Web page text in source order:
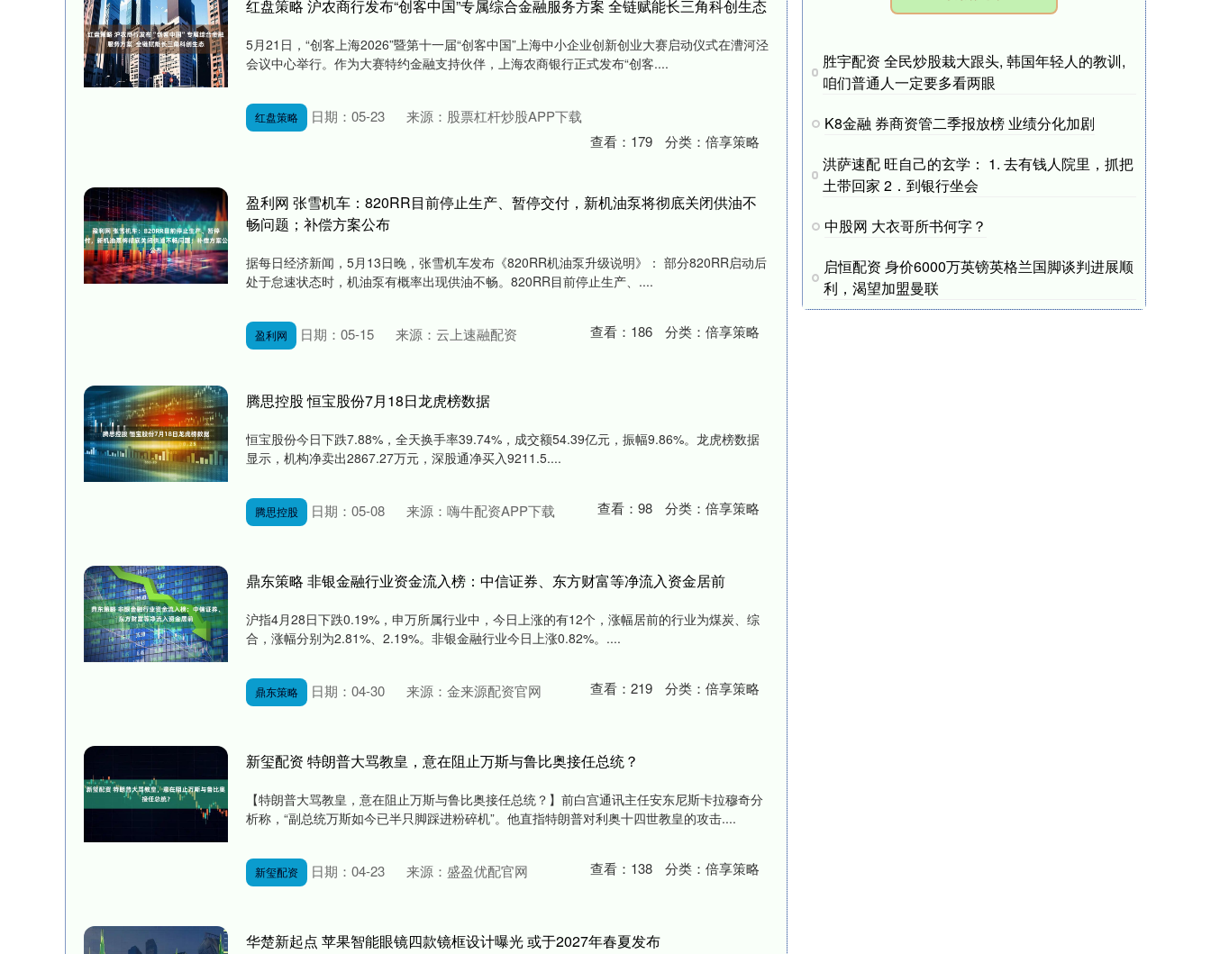
红盘策略 沪农商行发布“创客中国”专属综合金融服务方案 全链赋能长三角科创生态
5月21日，“创客上海2026”暨第十一届“创客中国”上海中小企业创新创业大赛启动仪式在漕河泾
会议中心举行。作为大赛特约金融支持伙伴，上海农商银行正式发布“创客....
红盘策略 日期：05-23
来源：股票杠杆炒股APP下载
查看： 179 分类： 倍享策略
盈利网 张雪机车：820RR目前停止生产、暂停交付，新机油泵将彻底关闭供油不
畅问题；补偿方案公布
据每日经济新闻，5月13日晚，张雪机车发布《820RR机油泵升级说明》： 部分820RR启动后
处于怠速状态时，机油泵有概率出现供油不畅。820RR目前停止生产、....
盈利网 日期：05-15 来源：云上速融配资 查看： 186 分类： 倍享策略
腾思控股 恒宝股份7月18日龙虎榜数据
恒宝股份今日下跌7.88%，全天换手率39.74%，成交额54.39亿元，振幅9.86%。龙虎榜数据
显示，机构净卖出2867.27万元，深股通净买入9211.5....
腾思控股 日期：05-08 来源：嗨牛配资APP下载 查看： 98 分类： 倍享策略
鼎东策略 非银金融行业资金流入榜：中信证券、东方财富等净流入资金居前
沪指4月28日下跌0.19%，申万所属行业中，今日上涨的有12个，涨幅居前的行业为煤炭、综
合，涨幅分别为2.81%、2.19%。非银金融行业今日上涨0.82%。....
鼎东策略 日期：04-30 来源：金来源配资官网 查看： 219 分类： 倍享策略
新玺配资 特朗普大骂教皇，意在阻止万斯与鲁比奥接任总统？
【特朗普大骂教皇，意在阻止万斯与鲁比奥接任总统？】前白宫通讯主任安东尼斯卡拉穆奇分
析称，“副总统万斯如今已半只脚踩进粉碎机”。他直指特朗普对利奥十四世教皇的攻击....
新玺配资 日期：04-23 来源：盛盈优配官网 查看： 138 分类： 倍享策略
华楚新起点 苹果智能眼镜四款镜框设计曝光 或于2027年春夏发布
胜宇配资 全民炒股栽大跟头, 韩国年轻人的教训,
咱们普通人一定要多看两眼
K8金融 券商资管二季报放榜 业绩分化加剧
洪萨速配 旺自己的玄学： ​1. 去有钱人院里，抓把
土带回家 ​2．到银行坐会
中股网 大衣哥所书何字？
启恒配资 身价6000万英镑英格兰国脚谈判进展顺
利，渴望加盟曼联